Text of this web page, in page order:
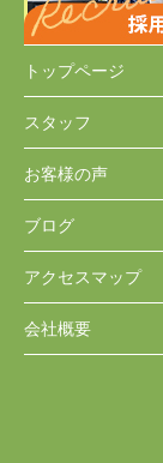
トップページ
スタッフ
お客様の声
ブログ
アクセスマップ
会社概要